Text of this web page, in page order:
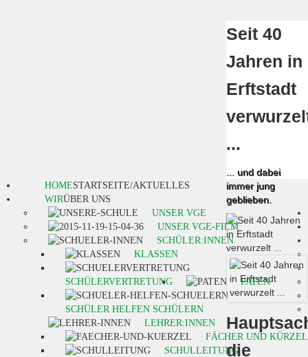
Seit 40
Jahren in
Erftstadt
...
... und dabei
immer jung
geblieben.
die
HOMESTARTSEITE/AKTUELLES
WIRÜBER UNS
UNSER VGE
UNSER VGE-FILM
SCHÜLER:INNEN
KLASSEN
SCHÜLERVERTRETUNG PATEN
SCHÜLER HELFEN SCHÜLERN
LEHRER:INNEN
FÄCHER UND KÜRZEL
SCHULLEITUNG